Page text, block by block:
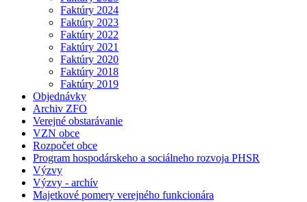
Faktúry 2024
Faktúry 2023
Faktúry 2022
Faktúry 2021
Faktúry 2020
Faktúry 2018
Faktúry 2019
Objednávky
Archiv ZFO
Verejné obstarávanie
VZN obce
Rozpočet obce
Program hospodárskeho a sociálneho rozvoja PHSR
Výzvy
Výzvy - archív
Majetkové pomery verejného funkcionára